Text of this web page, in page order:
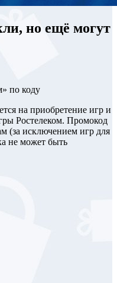
но ещё могут
по коду
на приобретение игр и
Ростелеком. Промокод
(за исключением игр для
не может быть